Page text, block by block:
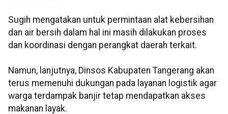
Sugih mengatakan untuk permintaan alat kebersihan
dan air bersih dalam hal ini masih dilakukan proses
dan koordinasi dengan perangkat daerah terkait.
Namun, lanjutnya, Dinsos Kabupaten Tangerang akan
terus memenuhi dukungan pada layanan logistik agar
warga terdampak banjir tetap mendapatkan akses
makanan layak.